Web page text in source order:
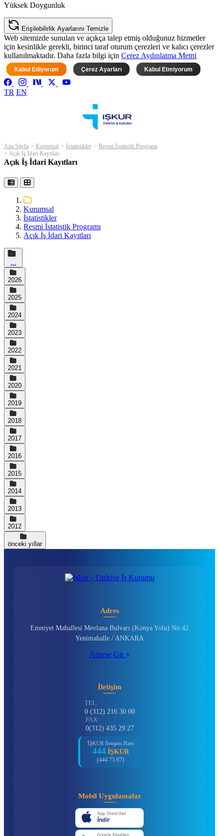
Yüksek Doygunluk
Erişilebilirlik Ayarlarını Temizle
Web sitemizde sunulan ve açıkça talep etmiş olduğunuz hizmetler
için kesinlikle gerekli, birinci taraf oturum çerezleri ve kalıcı çerezler
kullanılmaktadır. Daha fazla bilgi için Çerez Aydınlatma Metni
Kabul Ediyorum Çerez Ayarları Kabul Etmiyorum
TR EN
Ana Sayfa Kurumsal İstatistikler
Resmi İstatistik Programı
Açık İş İdari Kayıtları
Açık İş İdari Kayıtları
Kurumsal
İstatistikler
Resmi İstatistik Programı
Açık İş İdari Kayıtları
2026
2025
2024
2023
2022
2021
2020
2019
2018
2017
2016
2015
2014
2013
2012
önceki yıllar
Adres
Emniyet Mahallesi Mevlana Bulvarı (Konya Yolu) No:42
Yenimahalle / ANKARA
Adrese Git
İletişim
TEL:
0 (312) 216 30 00
FAX:
0(312) 435 29 27
İŞKUR İletişim Hattı
444 İŞKUR
(444 75 87)
Mobil Uygulamalar
App Store'dan
İndir